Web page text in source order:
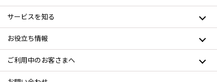
サービスを知る
お役立ち情報
ご利用中のお客さまへ